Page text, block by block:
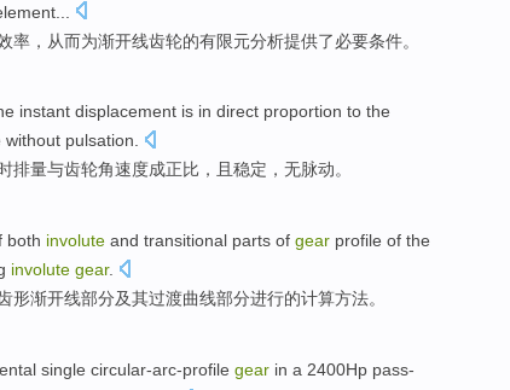
率 ，从而为渐开线齿轮的有限元分析提供了必要条件。
instant displacement is in direct proportion to the
without pulsation.
排量与齿轮角速度成正比 ， 且 稳定，无脉动。
both involute and transitional parts of gear profile of the
involute gear.
形渐开线部分及其过渡曲线部分进行的计算方法。
single circular-arc-profile gear in a 2400Hp pass-